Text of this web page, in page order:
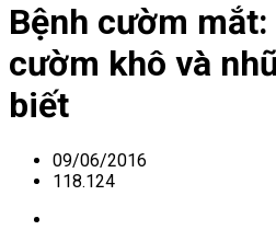
Bệnh cườm
cườm khô và
biết
09/06/2016
118.124